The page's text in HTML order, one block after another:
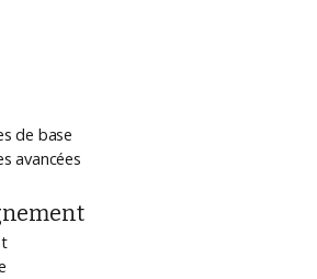
de base
avancées